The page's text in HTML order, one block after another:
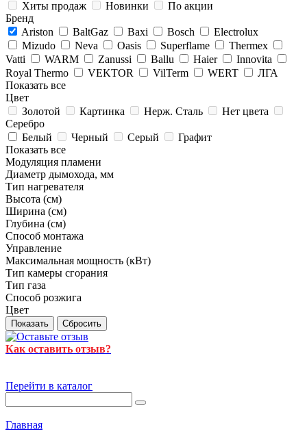
Хиты продаж Новинки
По акции
Бренд
Ariston
BaltGaz Baxi Bosch
Electrolux
Mizudo
Neva Oasis Superflame
Thermex
Vatti
WARM Zanussi Ballu Haier
Innovita
Royal Thermo
VEKTOR VilTerm WERT
ЛГА
Показать все
Цвет
Золотой
Картинка Нерж. Сталь
Нет цвета
Серебро
Белый
Черный Серый
Графит
Показать все
Модуляция пламени
Диаметр дымохода, мм
Тип нагревателя
Высота (см)
Ширина (см)
Глубина (см)
Способ монтажа
Управление
Максимальная мощность (кВт)
Тип камеры сгорания
Тип газа
Способ розжига
Цвет
Сбросить
Как оставить отзыв?
Перейти в каталог
Главная